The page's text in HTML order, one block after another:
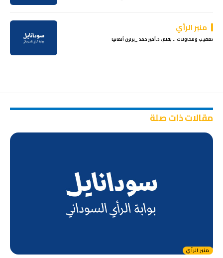
منبر الرأي
تعقيب ومحاولات .. بقلم: د.أمير حمد _برلين ألمانيا
مقالات ذات صلة
منبر الرأي